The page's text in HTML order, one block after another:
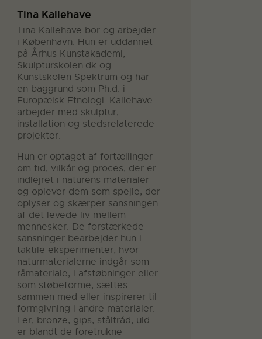
Tina Kallehave
Tina Kallehave bor og arbejder
i København. Hun er uddannet
på Århus Kunstakademi,
Skulpturskolen.dk og
Kunstskolen Spektrum og har
en baggrund som Ph.d. i
Europæisk Etnologi. Kallehave
arbejder med skulptur,
installation og stedsrelaterede
projekter.
Hun er optaget af fortællinger
om tid, vilkår og proces, der er
indlejret i naturens materialer
og oplever dem som spejle, der
oplyser og skærper sansningen
af det levede liv mellem
mennesker. De forstærkede
sansninger bearbejder hun i
taktile eksperimenter, hvor
naturmaterialerne indgår som
råmateriale, i afstøbninger eller
som støbeforme, sættes
sammen med eller inspirerer til
formgivning i andre materialer.
Ler, bronze, gips, ståltråd, uld
er blandt de foretrukne